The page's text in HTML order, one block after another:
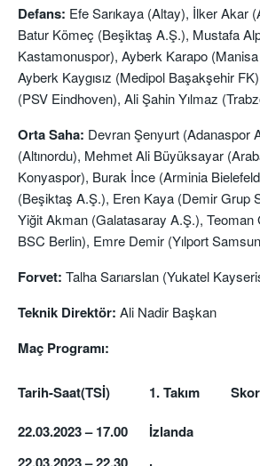
Defans: Efe Sarıkaya (Altay), İlker Akar
Batur Kömeç (Beşiktaş A.Ş.), Mustafa
Kastamonuspor), Ayberk Karapo
Ayberk Kaygısız (Medipol Başakşehir
(PSV Eindhoven), Ali Şahin Yılmaz
Orta Saha: Devran Şenyurt (Adanaspor
(Altınordu), Mehmet Ali Büyüksayar
Konyaspor), Burak İnce (Arminia
(Beşiktaş A.Ş.), Eren Kaya (Demir Grup
Yiğit Akman (Galatasaray A.Ş.), Teoman
BSC Berlin), Emre Demir (Yılport
Forvet: Talha Sarıarslan (Yukatel
Teknik Direktör: Ali Nadir Başkan
Maç Programı:
Tarih-Saat(TSİ) 1. Takım Skor
22.03.2023 – 17.00
İzlanda